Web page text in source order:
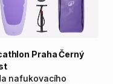
nafukovacího
Praha Černý